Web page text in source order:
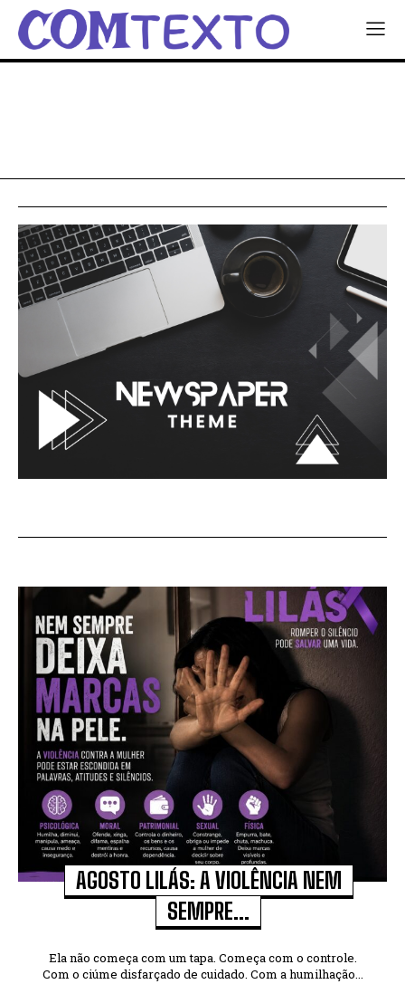
AGOSTO LILÁS: A VIOLÊNCIA NEM
SEMPRE...
Ela não começa com um tapa. Começa com o controle.
Com o ciúme disfarçado de cuidado. Com a humilhação...